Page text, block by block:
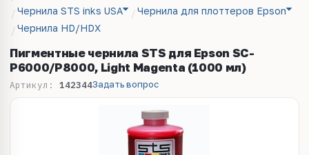
Чернила STS inks USA
Чернила для плоттеров Epson
Чернила HD/HDX
Пигментные чернила STS для Epson SC-
P6000/P8000, Light Magenta (1000 мл)
Артикул: 142344Задать вопрос